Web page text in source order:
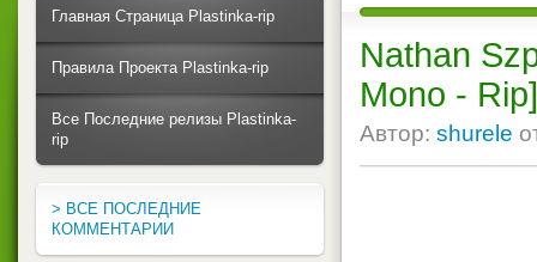
Nathan
Mono - Rip]
Автор: shurele
Главная Страница Plastinka-rip
Правила Проекта Plastinka-rip
Все Последние релизы Plastinka-
rip
> ВСЕ ПОСЛЕДНИЕ
КОММЕНТАРИИ